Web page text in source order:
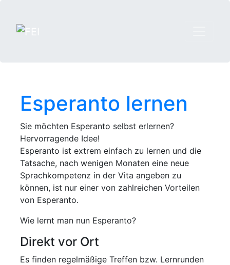
Esperanto lernen
Sie möchten Esperanto selbst erlernen?
Hervorragende Idee!
Esperanto ist extrem einfach zu lernen und die
Tatsache, nach wenigen Monaten eine neue
Sprachkompetenz in der Vita angeben zu
können, ist nur einer von zahlreichen Vorteilen
von Esperanto.
Wie lernt man nun Esperanto?
Direkt vor Ort
Es finden regelmäßige Treffen bzw. Lernrunden